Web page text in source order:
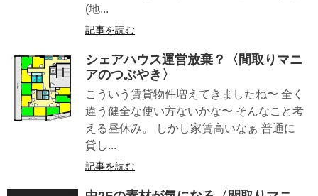
(地...
記事を読む
シェアハウス運営放棄？〈間取りマニ
アのつぶやき〉
こういう賃貸物件増えてきましたね〜 全く
違う健全な使い方ないかな〜 そんなこと考
える昼休み。 しかし家賃高いなぁ 普通に
貸し...
記事を読む